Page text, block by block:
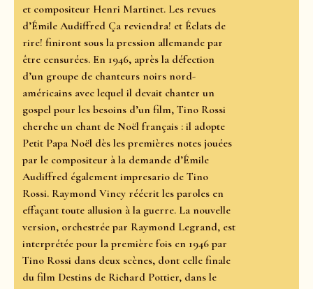
et compositeur Henri Martinet. Les revues
d’Émile Audiffred Ça reviendra! et Éclats de
rire! finiront sous la pression allemande par
être censurées. En 1946, après la défection
d’un groupe de chanteurs noirs nord-
américains avec lequel il devait chanter un
gospel pour les besoins d’un film, Tino Rossi
cherche un chant de Noël français : il adopte
Petit Papa Noël dès les premières notes jouées
par le compositeur à la demande d’Émile
Audiffred également impresario de Tino
Rossi. Raymond Vincy réécrit les paroles en
effaçant toute allusion à la guerre. La nouvelle
version, orchestrée par Raymond Legrand, est
interprétée pour la première fois en 1946 par
Tino Rossi dans deux scènes, dont celle finale
du film Destins de Richard Pottier, dans le